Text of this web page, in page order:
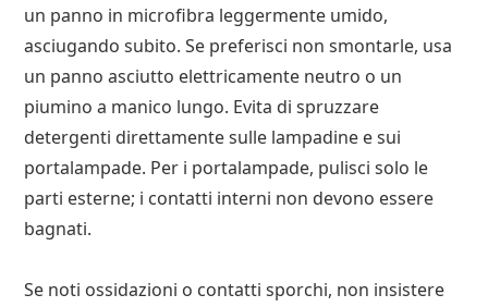
un panno in microfibra leggermente umido,
asciugando subito. Se preferisci non smontarle, usa
un panno asciutto elettricamente neutro o un
piumino a manico lungo. Evita di spruzzare
detergenti direttamente sulle lampadine e sui
portalampade. Per i portalampade, pulisci solo le
parti esterne; i contatti interni non devono essere
bagnati.
Se noti ossidazioni o contatti sporchi, non insistere